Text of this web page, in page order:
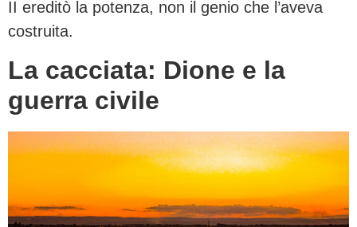
II ereditò la potenza, non il genio che l’aveva
costruita.
La cacciata: Dione e la
guerra civile